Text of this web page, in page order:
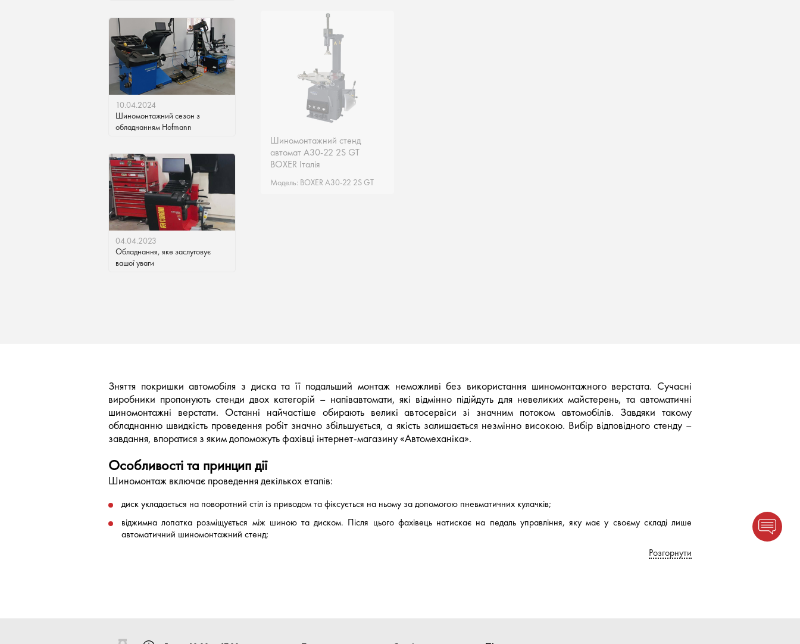
10.04.2024
Шиномонтажний сезон з
обладнанням Hofmann
04.04.2023
Обладнання, яке заслуговує
вашої уваги
Шиномонтажний стенд
автомат A30-22 2S GT
BOXER Італія
Модель: BOXER A30-22 2S GT
Шиномонтажний стенд
автомат A30-22 2S GT
BOXER Італія
Модель: BOXER A30-22 2S GT
Зняття покришки автомобіля з диска та її подальший монтаж неможливі без використання шиномонтажного верстата. Сучасні
виробники пропонують стенди двох категорій – напівавтомати, які відмінно підійдуть для невеликих майстерень, та автоматичні
шиномонтажні верстати. Останні найчастіше обирають великі автосервіси зі значним потоком автомобілів. Завдяки такому
обладнанню швидкість проведення робіт значно збільшується, а якість залишається незмінно високою. Вибір відповідного стенду –
завдання, впоратися з яким допоможуть фахівці інтернет-магазину «Автомеханіка».
Особливості та принцип дії
Шиномонтаж включає проведення декількох етапів:
диск укладається на поворотний стіл із приводом та фіксується на ньому за допомогою пневматичних кулачків;
віджимна лопатка розміщується між шиною та диском. Після цього фахівець натискає на педаль управління, яку має у своєму складі лише
автоматичний шиномонтажний стенд;
Розгорнути